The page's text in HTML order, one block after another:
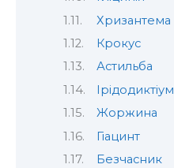
Хризантема
Крокус
Астильба
Ірідодиктіум
Жоржина
Гіацинт
Безчасник